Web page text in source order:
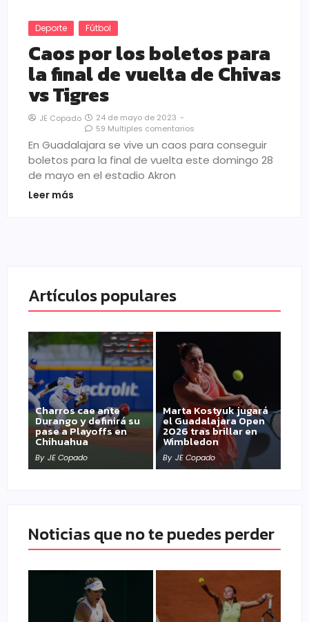
Deporte Fútbol
Caos por los boletos para
la final de vuelta de Chivas
vs Tigres
JE Copado 24 de mayo de 2023 -
59 Multiples comentarios
En Guadalajara se vive un caos para conseguir
boletos para la final de vuelta este domingo 28
de mayo en el estadio Akron
Leer más
Artículos populares
Charros cae ante
Durango y definirá su
pase a Playoffs en
Chihuahua
By JE Copado
Marta Kostyuk jugará
el Guadalajara Open
2026 tras brillar en
Wimbledon
By JE Copado
Noticias que no te puedes perder